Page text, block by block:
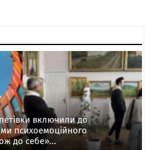
включили до
психоемоційного
до себе»...